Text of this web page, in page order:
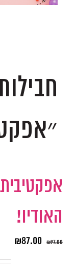
האודיו!
₪97.00
₪87.00